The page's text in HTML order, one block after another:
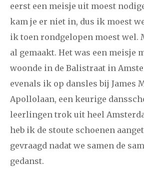
eerst een meisje uit moest
kam je er niet in, dus ik moest
ik toen rondgelopen moest wel.
al gemaakt. Het was een meisje
woonde in de Balistraat in
evenals ik op dansles bij James
Apollolaan, een keurige
leerlingen trok uit heel
heb ik de stoute schoenen
gevraagd nadat we samen de
gedanst.